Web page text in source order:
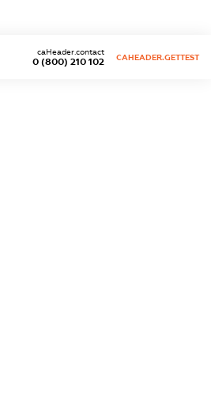
0 (800) 210 102
caHeader.contact
CAHEADER.GETTEST